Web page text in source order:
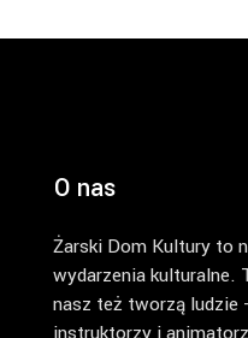
O nas
Żarski Dom Kultury to
wydarzenia kulturalne.
nasz też tworzą ludzie